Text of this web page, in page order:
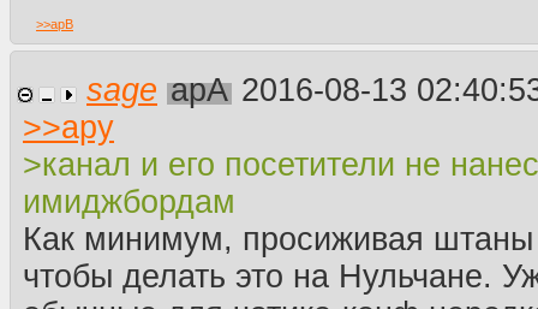
>>apB
sage apA 2016-08-13
>>apy
>канал и его посетители не
имиджбордам
Как минимум, просиживая штаны
чтобы делать это на Нульчане.